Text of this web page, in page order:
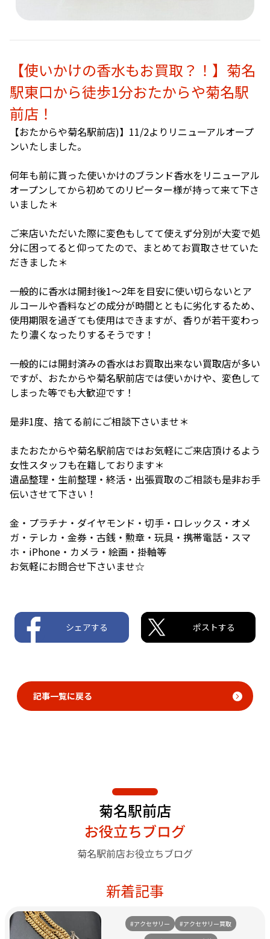
【使いかけの香水もお買取？！】菊名
駅東口から徒歩1分おたからや菊名駅
前店！
【おたからや菊名駅前店)】11/2よりリニューアルオープ
ンいたしました。
何年も前に貰った使いかけのブランド香水をリニューアル
オープンしてから初めてのリピーター様が持って来て下さ
いました＊
ご来店いただいた際に変色もしてて使えず分別が大変で処
分に困ってると仰ってたので、まとめてお買取させていた
だきました＊
一般的に香水は開封後1〜2年を目安に使い切らないとア
ルコールや香料などの成分が時間とともに劣化するため、
使用期限を過ぎても使用はできますが、香りが若干変わっ
たり濃くなったりするそうです！
一般的には開封済みの香水はお買取出来ない買取店が多い
ですが、おたからや菊名駅前店では使いかけや、変色して
しまった等でも大歓迎です！
是非1度、捨てる前にご相談下さいませ＊
またおたからや菊名駅前店ではお気軽にご来店頂けるよう
女性スタッフも在籍しております＊
遺品整理・生前整理・終活・出張買取のご相談も是非お手
伝いさせて下さい！
金・プラチナ・ダイヤモンド・切手・ロレックス・オメ
ガ・テレカ・金券・古銭・勲章・玩具・携帯電話・スマ
ホ・iPhone・カメラ・絵画・掛軸等
お気軽にお問合せ下さいませ☆
シェアする ポストする
記事一覧に戻る
菊名駅前店
お役立ちブログ
菊名駅前店お役立ちブログ
新着記事
#アクセサリー
#アクセサリー買取